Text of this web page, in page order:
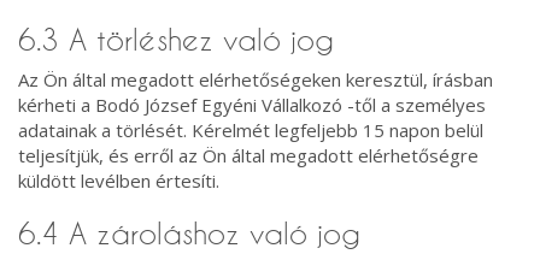
6.3 A törléshez való jog
Az Ön által megadott elérhetőségeken keresztül, írásban
kérheti a Bodó József Egyéni Vállalkozó -től a személyes
adatainak a törlését. Kérelmét legfeljebb 15 napon belül
teljesítjük, és erről az Ön által megadott elérhetőségre
küldött levélben értesíti.
6.4 A zároláshoz való jog